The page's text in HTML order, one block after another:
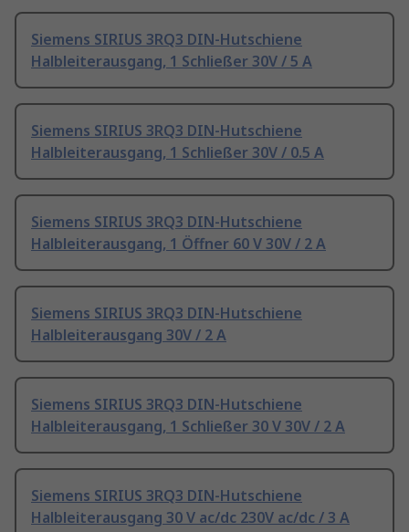
Siemens SIRIUS 3RQ3 DIN-Hutschiene
Halbleiterausgang, 1 Schließer 30V / 5 A
Siemens SIRIUS 3RQ3 DIN-Hutschiene
Halbleiterausgang, 1 Schließer 30V / 0.5 A
Siemens SIRIUS 3RQ3 DIN-Hutschiene
Halbleiterausgang, 1 Öffner 60 V 30V / 2 A
Siemens SIRIUS 3RQ3 DIN-Hutschiene
Halbleiterausgang 30V / 2 A
Siemens SIRIUS 3RQ3 DIN-Hutschiene
Halbleiterausgang, 1 Schließer 30 V 30V / 2 A
Siemens SIRIUS 3RQ3 DIN-Hutschiene
Halbleiterausgang 30 V ac/dc 230V ac/dc / 3 A